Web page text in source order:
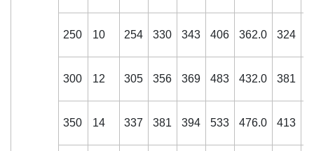
250 10 254 330 343 406 362.0 324
300 12 305 356 369 483 432.0 381
350 14 337 381 394 533 476.0 413